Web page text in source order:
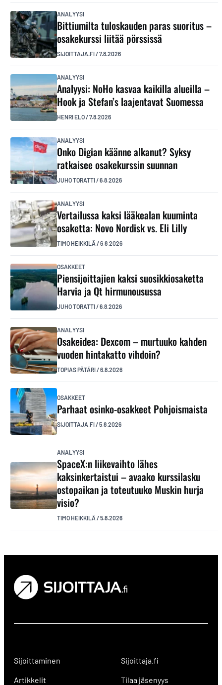
ANALYYSI
Bittiumilta tuloskauden paras suoritus –
osakekurssi liitää pörssissä
SIJOITTAJA.FI/7.8.2026
ANALYYSI
Analyysi: NoHo kasvaa kaikilla alueilla –
Hook ja Stefan’s laajentavat Suomessa
HENRI ELO/7.8.2026
ANALYYSI
Onko Digian käänne alkanut? Syksy
ratkaisee osakekurssin suunnan
JUHO TORATTI/6.8.2026
ANALYYSI
Vertailussa kaksi lääkealan kuuminta
osaketta: Novo Nordisk vs. Eli Lilly
TIMO HEIKKILÄ /6.8.2026
OSAKKEET
Piensijoittajien kaksi suosikkiosaketta
Harvia ja Qt hirmunousussa
JUHO TORATTI/6.8.2026
ANALYYSI
Osakeidea: Dexcom – murtuuko kahden
vuoden hintakatto vihdoin?
TOPIAS PÄTÄRI/6.8.2026
OSAKKEET
Parhaat osinko-osakkeet Pohjoismaista
SIJOITTAJA.FI/5.8.2026
ANALYYSI
SpaceX:n liikevaihto lähes
kaksinkertaistui – avaako kurssilasku
ostopaikan ja toteutuuko Muskin hurja
visio?
TIMO HEIKKILÄ /5.8.2026
Sijoittaminen
Artikkelit
Sijoittaja.fi
Tilaa jäsenyys